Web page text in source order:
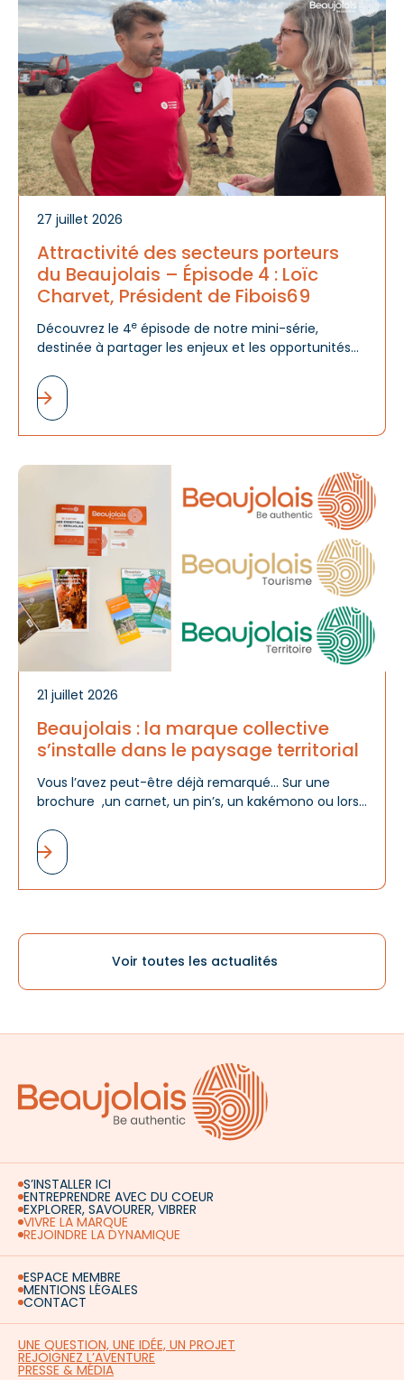
27 juillet 2026
Attractivité des secteurs porteurs
du Beaujolais – Épisode 4 : Loïc
Charvet, Président de Fibois69
Découvrez le 4e épisode de notre mini-série,
destinée à partager les enjeux et les opportunités
de la vision de leur Président.
21 juillet 2026
Beaujolais : la marque collective
s’installe dans le paysage territorial
Vous l’avez peut-être déjà remarqué… Sur une
brochure ,un carnet, un pin’s, un kakémono ou lors
de plus en plus présent. Et ce n'est pas un hasard.
Voir toutes les actualités
S’INSTALLER ICI
ENTREPRENDRE AVEC DU COEUR
EXPLORER, SAVOURER, VIBRER
VIVRE LA MARQUE
REJOINDRE LA DYNAMIQUE
ESPACE MEMBRE
MENTIONS LÉGALES
CONTACT
UNE QUESTION, UNE IDÉE, UN PROJET
REJOIGNEZ L’AVENTURE
PRESSE & MÉDIA